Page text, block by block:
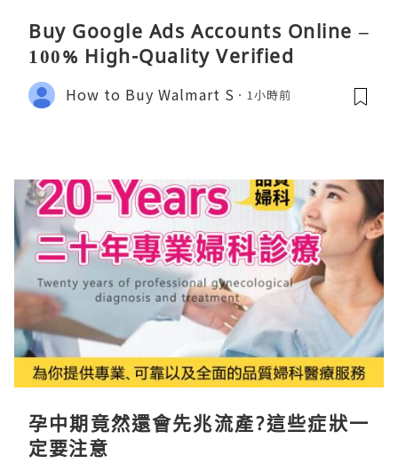
Buy Google Ads Accounts Online –
100% High-Quality Verified
How to Buy Walmart S 1小時前
孕中期竟然還會先兆流產?這些症狀一
定要注意